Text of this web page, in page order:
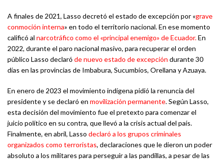
A finales de 2021, Lasso decretó el estado de excepción por «grave
conmoción interna» en todo el territorio nacional. En ese momento
calificó al narcotráfico como el «principal enemigo» de Ecuador.En
2022, durante el paro nacional masivo, para recuperar el orden
público Lasso declaró de nuevo estado de excepción durante 30
días en las provincias de Imbabura, Sucumbíos, Orellana y Azuaya.
En enero de 2023 el movimiento indígena pidió la renuncia del
presidente y se declaró en movilización permanente. Según Lasso,
esta decisión del movimiento fue el pretexto para comenzar el
juicio político en su contra, que llevó a la crisis actual del país.
Finalmente, en abril, Lasso declaró a los grupos criminales
organizados como terroristas, declaraciones que le dieron un poder
absoluto a los militares para perseguir a las pandillas, a pesar de las